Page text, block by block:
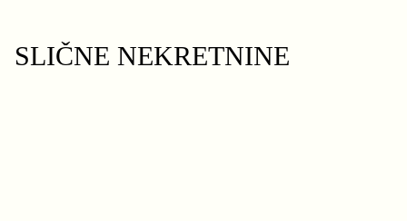
SLIČNE NEKRETNINE